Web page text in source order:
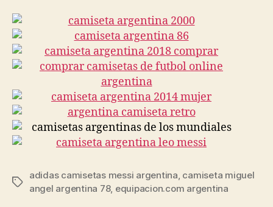
Etiquetas
adidas camisetas messi argentina, camiseta miguel
angel argentina 78, equipacion.com argentina